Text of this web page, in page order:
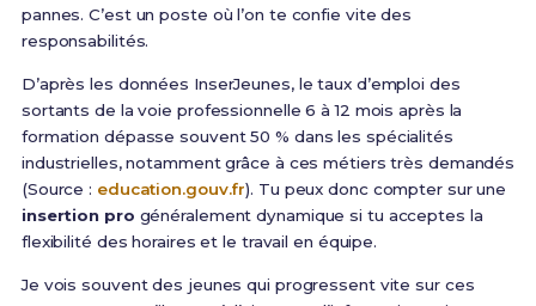
pannes. C’est un poste où l’on te confie vite des
responsabilités.
D’après les données InserJeunes, le taux d’emploi des
sortants de la voie professionnelle 6 à 12 mois après la
formation dépasse souvent 50 % dans les spécialités
industrielles, notamment grâce à ces métiers très demandés
(Source : education.gouv.fr). Tu peux donc compter sur une
insertion pro généralement dynamique si tu acceptes la
flexibilité des horaires et le travail en équipe.
Je vois souvent des jeunes qui progressent vite sur ces